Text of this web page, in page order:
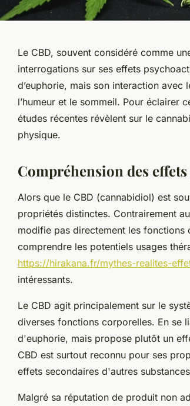
Le CBD, souvent considéré comme
interrogations sur ses effets
d’euphorie, mais son interaction
l’humeur et le sommeil. Pour éclairer
études récentes révèlent sur le
physique.
Compréhension des
Alors que le CBD (cannabidiol) est
propriétés distinctes. Contrairement
modifie pas directement les
comprendre les potentiels usages
https://hirakana.fr/mythes-realites-
intéressants.
Le CBD agit principalement sur le
diverses fonctions corporelles. En se
d'euphorie, mais propose plutôt un
CBD est surtout reconnu pour ses
effets secondaires d'autres
Malgré sa réputation de produit non